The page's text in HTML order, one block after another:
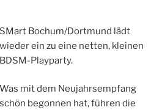
SMart Bochum/Dortmund lädt
wieder ein zu eine netten, kleinen
BDSM-Playparty.
Was mit dem Neujahrsempfang
schön begonnen hat, führen die